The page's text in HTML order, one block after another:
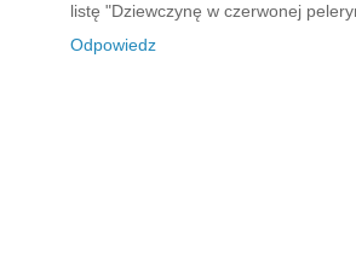
listę "Dziewczynę w czerwonej
Odpowiedz